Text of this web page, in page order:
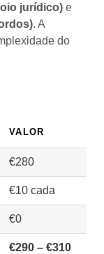
jurídico) e
. A
do
VALOR
€280
€10 cada
€0
€290 – €310